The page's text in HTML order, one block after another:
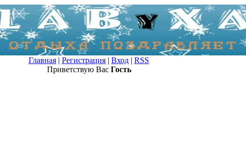
Главная | Регистрация | Вход | RSS
Приветствую Вас Гость